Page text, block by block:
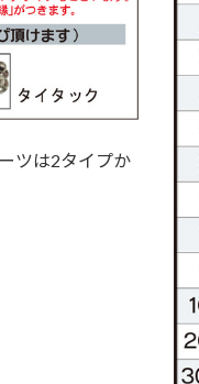
ツは2タイプか